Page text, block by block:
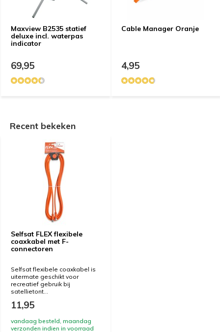
Maxview B2535 statief
deluxe incl. waterpas
indicator
69,95
Cable Manager Oranje
4,95
Recent bekeken
Selfsat FLEX flexibele
coaxkabel met F-
connectoren
Selfsat flexibele coaxkabel is
uitermate geschikt voor
recreatief gebruik bij
satellietont...
11,95
vandaag besteld, maandag
verzonden indien in voorraad